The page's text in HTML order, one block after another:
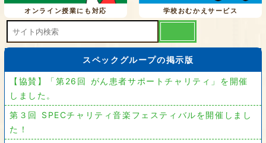
オンライン授業にも対応 学校おむかえサービス
スペックグループの掲示版
【協賛】「第26回 がん患者サポートチャリティ」を開催
しました。
第３回 SPECチャリティ音楽フェスティバルを開催しまし
た！